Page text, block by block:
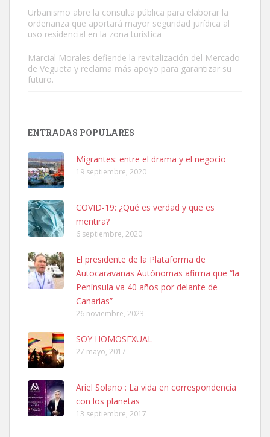
Leales.org » Gran Canaria | 9.7.2025
Leales.org » Gran Canaria
SHIBA PERDIDO AVDA JOSE MESA Y LOPEZ
PERRO MACHO RAZA SHIBA CON MICROCHIP PERDIDO HOY
06/07/2025 ZONA MESA Y LOPEZ. ES MUY ASUSTADIZO
Leales.org » Gran Canaria
6.7.2025
Ninfa perdida
El día 5 se los perdió una ninfa papillera, asustada tiene miedo a la
calle, se perdió por la zon...
Urbanismo abre la consulta pública para elaborar la
ordenanza que aportará mayor seguridad jurídica al
uso residencial en la zona turística
Marcial Morales defiende la revitalización del Mercado
de Vegueta y reclama más apoyo para garantizar su
futuro.
ENTRADAS POPULARES
Migrantes: entre el drama y el negocio
19 septiembre, 2020
COVID-19: ¿Qué es verdad y que es
mentira?
6 septiembre, 2020
El presidente de la Plataforma de
Autocaravanas Autónomas afirma que “la
Península va 40 años por delante de
Canarias”
26 noviembre, 2023
SOY HOMOSEXUAL
27 mayo, 2017
Ariel Solano : La vida en correspondencia
con los planetas
13 septiembre, 2017